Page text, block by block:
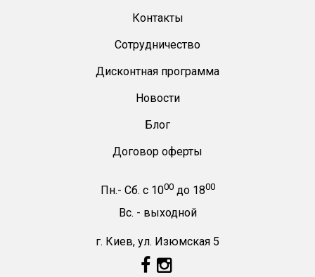
Контакты
Сотрудничество
Дисконтная программа
Новости
Блог
Договор оферты
Пн.- Сб. с1000 до1800
Вс. - выходной
г. Киев, ул. Изюмская 5